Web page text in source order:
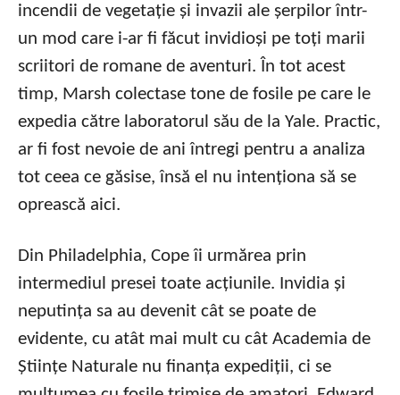
incendii de vegetație și invazii ale șerpilor într-
un mod care i-ar fi făcut invidioși pe toți marii
scriitori de romane de aventuri. În tot acest
timp, Marsh colectase tone de fosile pe care le
expedia către laboratorul său de la Yale. Practic,
ar fi fost nevoie de ani întregi pentru a analiza
tot ceea ce găsise, însă el nu intenționa să se
oprească aici.
Din Philadelphia, Cope îi urmărea prin
intermediul presei toate acțiunile. Invidia și
neputința sa au devenit cât se poate de
evidente, cu atât mai mult cu cât Academia de
Științe Naturale nu finanța expediții, ci se